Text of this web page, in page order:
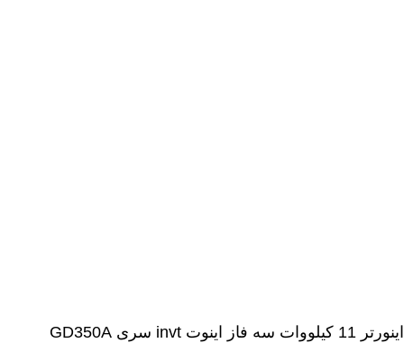
اينورتر 11 کیلووات سه فاز اینوت invt سری GD350A